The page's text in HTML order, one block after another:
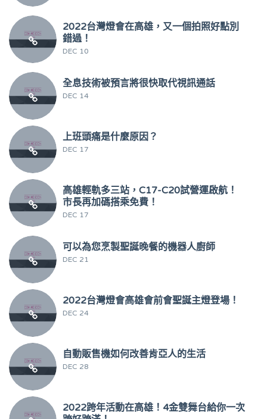
2022台灣燈會在高雄，又一個拍照好點別
錯過！
DEC 10
全息技術被預言將很快取代視訊通話
DEC 14
上班頭痛是什麼原因？
DEC 17
高雄輕軌多三站，C17-C20試營運啟航！
市長再加碼搭乘免費！
DEC 17
可以為您烹製聖誕晚餐的機器人廚師
DEC 21
2022台灣燈會高雄會前會聖誕主燈登場！
DEC 24
自動販售機如何改善肯亞人的生活
DEC 28
2022跨年活動在高雄！4金雙舞台給你一次